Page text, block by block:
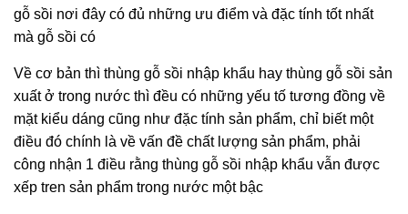
gỗ sồi nơi đây có đủ những ưu điểm và đặc tính tốt nhất
mà gỗ sồi có
Về cơ bản thì thùng gỗ sồi nhập khẩu hay thùng gỗ sồi sản
xuất ở trong nước thì đều có những yếu tố tương đồng về
mặt kiểu dáng cũng như đặc tính sản phẩm, chỉ biết một
điều đó chính là về vấn đề chất lượng sản phẩm, phải
công nhận 1 điều rằng thùng gỗ sồi nhập khẩu vẫn được
xếp tren sản phẩm trong nước một bậc